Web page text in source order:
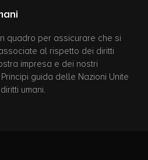
quadro per assicurare che si
al rispetto dei diritti
impresa e dei nostri
guida delle Nazioni Unite
umani.